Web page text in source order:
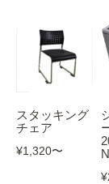
スタッキング
チェア
¥1,320〜